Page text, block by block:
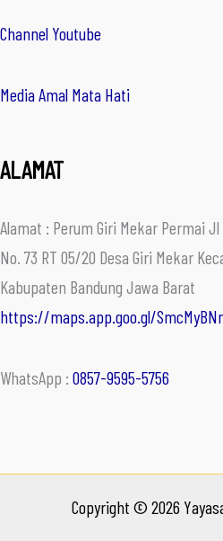
Channel Youtube
Media Amal Mata Hati
ALAMAT
Alamat : Perum Giri Mekar Permai
No. 73 RT 05/20 Desa Giri Mekar
Kabupaten Bandung Jawa Barat
https://maps.app.goo.gl/
WhatsApp : 0857-9595-5756
Copyright © 2026